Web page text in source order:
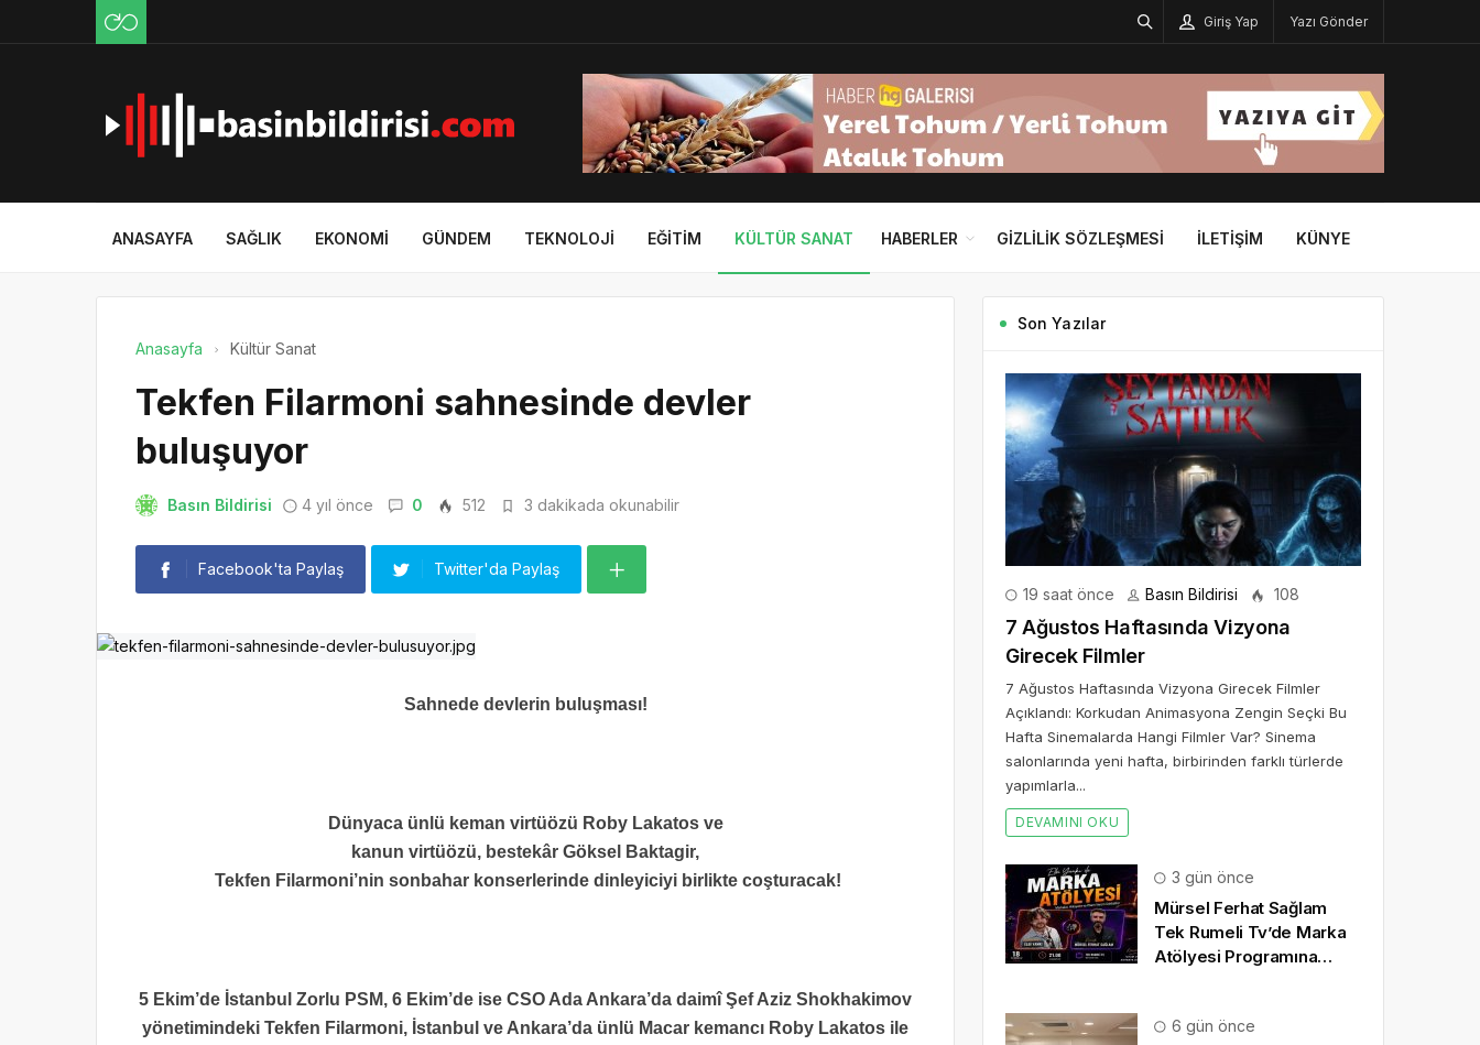
Giriş Yap Yazı Gönder
ANASAYFA SAĞLIK EKONOMI GÜNDEM TEKNOLOJI EĞITIM KÜLTÜR SANAT HABERLER GIZLILIK SÖZLEŞMESI İLETIŞIM KÜNYE
Anasayfa Kültür Sanat
Tekfen Filarmoni sahnesinde devler
buluşuyor
Basın Bildirisi 4 yıl önce 0 512 3 dakikada okunabilir
Facebook'ta Paylaş Twitter'da Paylaş
Sahnede devlerin buluşması!
Dünyaca ünlü keman virtüözü Roby Lakatos ve
kanun virtüözü, bestekâr Göksel Baktagir,
Tekfen Filarmoni’nin sonbahar konserlerinde dinleyiciyi birlikte coşturacak!
5 Ekim’de İstanbul Zorlu PSM, 6 Ekim’de ise CSO Ada Ankara’da daimî Şef Aziz Shokhakimov
yönetimindeki Tekfen Filarmoni, İstanbul ve Ankara’da ünlü Macar kemancı Roby Lakatos ile
Son Yazılar
19 saat önce Basın Bildirisi 108
7 Ağustos Haftasında Vizyona
Girecek Filmler
7 Ağustos Haftasında Vizyona Girecek Filmler
Açıklandı: Korkudan Animasyona Zengin Seçki Bu
Hafta Sinemalarda Hangi Filmler Var? Sinema
salonlarında yeni hafta, birbirinden farklı türlerde
yapımlarla...
DEVAMINI OKU
3 gün önce
Mürsel Ferhat Sağlam
Tek Rumeli Tv’de Marka
Atölyesi Programına
6 gün önce